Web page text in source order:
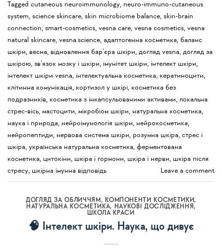
Tagged cutaneous neuroimmunology, neuro-immuno-cutaneous
system, science skincare, skin microbiome balance, skin-brain
connection, smart-cosmetics, vesna care, vesna cosmetics, vesna
natural skincare, vesna.science, адаптогенна косметика, баланс
шкіри, весна, відновлення бар’єра шкіри, догляд vesna, догляд за
шкірою, зв’язок мозку і шкіри, імунітет шкіри, інтелект шкіри,
інтелект шкіри vesna, інтелектуальна косметика, кератиноцити,
клітинна комунікація, кортизол у шкірі, косметика без
подразників, косметика з інкапсульованими активами, локальна
стрес-вісь, мастоцити, мікробіом шкіри, натуральна косметика,
наука і природа, нейроімунологія шкіри, нейрокосметика,
нейропептиди, нервова система шкіри, розумна шкіра, стрес і
шкіра, українська натуральна косметика, ферментована
косметика, цитокіни, шкіра і гормони, шкіра і нерви, шкіра після
стресу, шкірна імунна відповідь Leave a comment
ДОГЛЯД ЗА ОБЛИЧЧЯМ , КОМПОНЕНТИ КОСМЕТИКИ,
НАТУРАЛЬНА КОСМЕТИКА, НАУКОВІ ДОСЛІДЖЕННЯ,
ШКОЛА КРАСИ
🧠 Інтелект шкіри. Наука, що дивує